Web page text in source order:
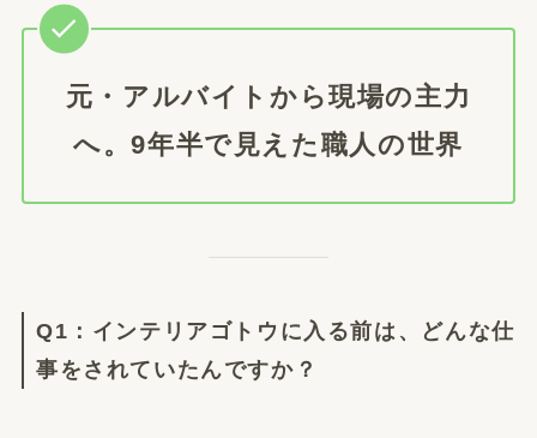
元・アルバイトから現場の主力
へ。9年半で見えた職人の世界
Q1：インテリアゴトウに入る前は、どんな仕
事をされていたんですか？